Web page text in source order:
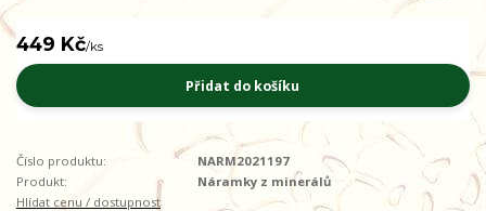
449 Kč/ks
Přidat do košíku
Číslo produktu:
NARM2021197
Produkt:
Náramky z minerálů
Hlídat cenu / dostupnost